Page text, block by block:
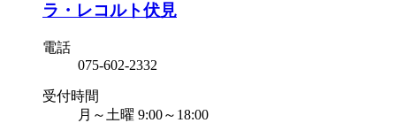
ラ・レコルト伏見
電話
075-602-2332
受付時間
月～土曜 9:00～18:00